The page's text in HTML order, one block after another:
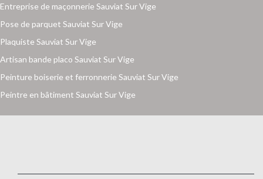
Entreprise de maçonnerie Sauviat Sur Vige
Pose de parquet Sauviat Sur Vige
Plaquiste Sauviat Sur Vige
Artisan bande placo Sauviat Sur Vige
Peinture boiserie et ferronnerie Sauviat Sur Vige
Peintre en bâtiment Sauviat Sur Vige